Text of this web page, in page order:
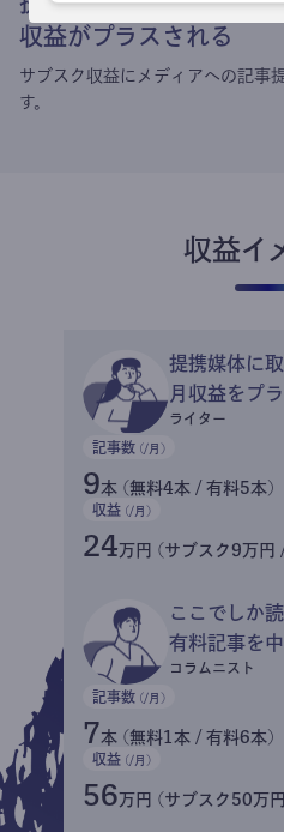
収益がプラスされる
サブスク収益にメディアへの記事
す。
収益イ
提携媒体に
月収益をプ
ライター
記事数 (/月)
9本 (無料4本 / 有料5本)
収益 (/月)
24万円 (サブスク9万円
ここでしか
有料記事を
コラムニスト
記事数 (/月)
7本 (無料1本 / 有料6本)
収益 (/月)
56万円 (サブスク50万